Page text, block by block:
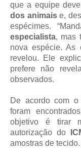
que a equipe
dos animaise,
espécimes.
especialista, mas
nova espécie. As
revelou. Ele
prefere não
observados.
De acordo com
foram
objetivo é tirar
autorização do
amostras de tecido.